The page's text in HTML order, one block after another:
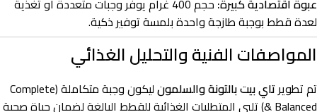
عبوة اقتصادية كبيرة:
حجم 400 غرام يوفر وجبات متعددة أو تغذية
لعدة قطط بوجبة طازجة واحدة بلمسة توفير ذكية.
المواصفات الفنية والتحليل الغذائي
تم تطويرتاي بيت بالتونة والسلمون
ليكون وجبة متكاملة (Complete
& Balanced) تلبي المتطلبات الغذائية للقطط البالغة لضمان حياة صحية